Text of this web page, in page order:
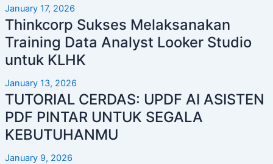
January 17, 2026
Thinkcorp Sukses Melaksanakan
Training Data Analyst Looker Studio
untuk KLHK
January 13, 2026
TUTORIAL CERDAS: UPDF AI ASISTEN
PDF PINTAR UNTUK SEGALA
KEBUTUHANMU
January 9, 2026